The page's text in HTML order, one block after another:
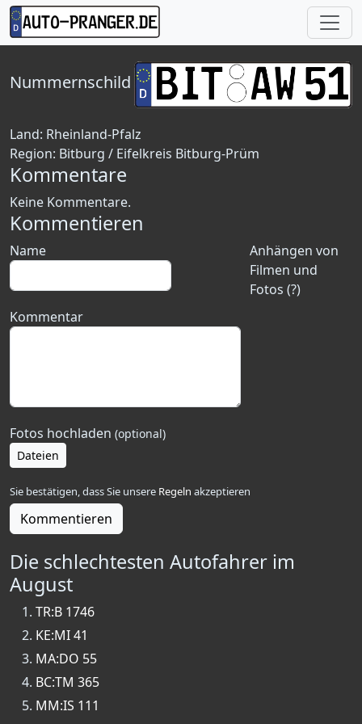
Nummernschild
Land: Rheinland-Pfalz
Region: Bitburg / Eifelkreis Bitburg-Prüm
Kommentare
Keine Kommentare.
Kommentieren
Anhängen von
Filmen und
Fotos (?)
Name
Kommentar
Fotos hochladen (optional)
Dateien
Sie bestätigen, dass Sie unsere Regeln akzeptieren
Kommentieren
Die schlechtesten Autofahrer im
August
TR:B 1746
KE:MI 41
MA:DO 55
BC:TM 365
MM:IS 111